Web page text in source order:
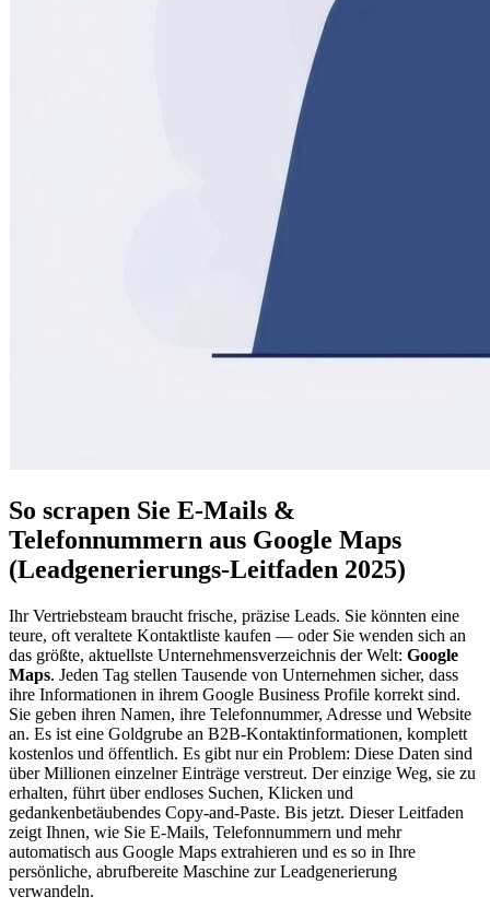
So scrapen Sie E-Mails &
Telefonnummern aus Google Maps
(Leadgenerierungs-Leitfaden 2025)
Ihr Vertriebsteam braucht frische, präzise Leads. Sie könnten eine
teure, oft veraltete Kontaktliste kaufen — oder Sie wenden sich an
das größte, aktuellste Unternehmensverzeichnis der Welt: Google
Maps. Jeden Tag stellen Tausende von Unternehmen sicher, dass
ihre Informationen in ihrem Google Business Profile korrekt sind.
Sie geben ihren Namen, ihre Telefonnummer, Adresse und Website
an. Es ist eine Goldgrube an B2B-Kontaktinformationen, komplett
kostenlos und öffentlich. Es gibt nur ein Problem: Diese Daten sind
über Millionen einzelner Einträge verstreut. Der einzige Weg, sie zu
erhalten, führt über endloses Suchen, Klicken und
gedankenbetäubendes Copy-and-Paste. Bis jetzt. Dieser Leitfaden
zeigt Ihnen, wie Sie E-Mails, Telefonnummern und mehr
automatisch aus Google Maps extrahieren und es so in Ihre
persönliche, abrufbereite Maschine zur Leadgenerierung
verwandeln.